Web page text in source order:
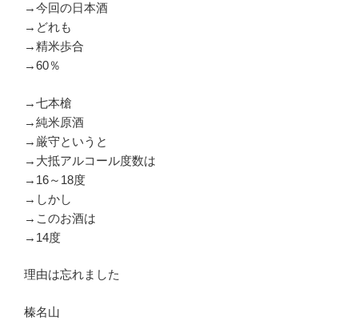
→今回の日本酒
→どれも
→精米歩合
→60％
→七本槍
→純米原酒
→厳守というと
→大抵アルコール度数は
→16～18度
→しかし
→このお酒は
→14度
理由は忘れました
榛名山